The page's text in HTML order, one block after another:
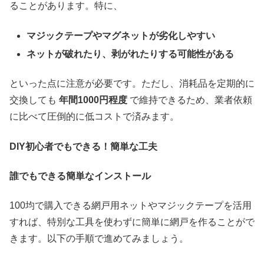
ることがあります。特に、
マジックテープやマグネットが劣化しやすい
ネットが破れたり、剥がれたりする可能性がある
といった点に注意が必要です。ただし、消耗品を定期的に
交換しても 年間1000円程度 で維持できるため、業者依頼
に比べて圧倒的に低コストで済みます。
DIY初心者でもできる！簡単な工夫
誰でもできる簡単なインストール
100均で購入できる網戸用ネットやマジックテープを活用
すれば、特別な工具を使わずに簡単に網戸を作ることがで
きます。以下の手順で進めてみましょう。